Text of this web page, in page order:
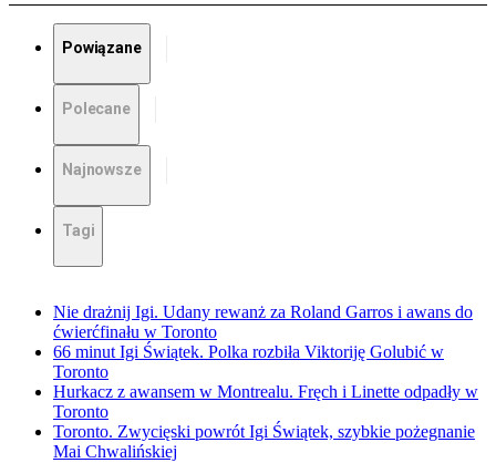
Powiązane
Polecane
Najnowsze
Tagi
Nie drażnij Igi. Udany rewanż za Roland Garros i awans do
ćwierćfinału w Toronto
66 minut Igi Świątek. Polka rozbiła Viktoriję Golubić w
Toronto
Hurkacz z awansem w Montrealu. Fręch i Linette odpadły w
Toronto
Toronto. Zwycięski powrót Igi Świątek, szybkie pożegnanie
Mai Chwalińskiej